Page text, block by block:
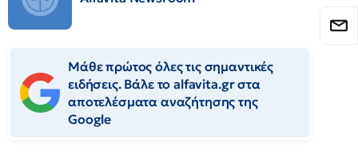
Μάθε πρώτος όλες τις σημαντικές
ειδήσεις. Βάλε το alfavita.gr στα
αποτελέσματα αναζήτησης της
Google